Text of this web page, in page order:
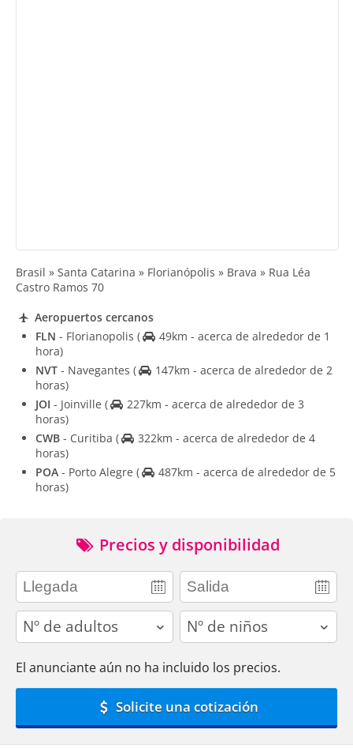
Brasil » Santa Catarina » Florianópolis » Brava » Rua Léa
Castro Ramos 70
Aeropuertos cercanos
FLN - Florianopolis (
49km - acerca de alrededor de 1
hora)
NVT - Navegantes (
147km - acerca de alrededor de 2
horas)
JOI - Joinville (
227km - acerca de alrededor de 3
horas)
CWB - Curitiba (
322km - acerca de alrededor de 4
horas)
POA - Porto Alegre (
487km - acerca de alrededor de 5
horas)
Precios y disponibilidad
adults children
El anunciante aún no ha incluido los precios.
Solicite una cotización